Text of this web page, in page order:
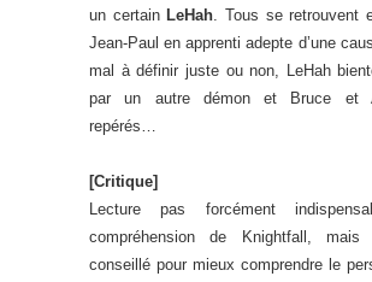
un certain LeHah. Tous se retrouvent
Jean-Paul en apprenti adepte d’une
mal à définir juste ou non, LeHah
par un autre démon et Bruce et
repérés…
[Critique]
Lecture pas forcément
compréhension de Knightfall, mais
conseillé pour mieux comprendre le